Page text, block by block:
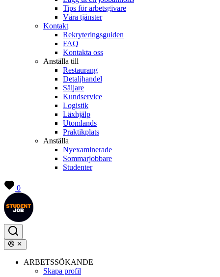
Tips för arbetsgivare
Våra tjänster
Kontakt
Rekryteringsguiden
FAQ
Kontakta oss
Anställa till
Restaurang
Detaljhandel
Säljare
Kundservice
Logistik
Läxhjälp
Utomlands
Praktikplats
Anställa
Nyexaminerade
Sommarjobbare
Studenter
0
ARBETSSÖKANDE
Skapa profil